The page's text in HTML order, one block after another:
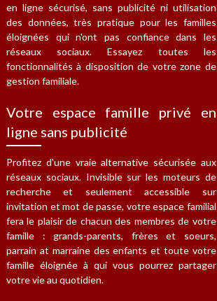
en ligne sécurisé, sans publicité ni utilisation
des données, très pratique pour les familles
éloignées qui n'ont pas confiance dans les
réseaux sociaux. Essayez toutes les
fonctionnalités à disposition de votre zone de
gestion familiale.
Votre espace famille privé en
ligne sans publicité
Profitez d'une vraie alternative sécurisée aux
réseaux sociaux. Invisible sur les moteurs de
recherche et seulement accessible sur
invitation et mot de passe, votre espace familial
fera le plaisir de chacun des membres de votre
famille : grands-parents, frères et soeurs,
parrain at marraine des enfants et toute votre
famille éloignée à qui vous pourrez partager
votre vie au quotidien.